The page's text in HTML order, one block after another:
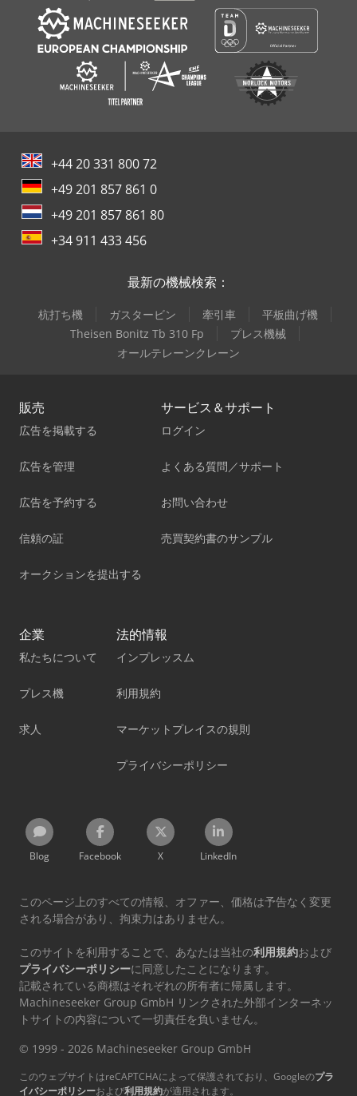
+44 20 331 800 72
+49 201 857 861 0
+49 201 857 861 80
+34 911 433 456
最新の機械検索：
杭打ち機 ガスタービン 牽引車
平板曲げ機
Theisen Bonitz Tb 310 Fp
プレス機械
オールテレーンクレーン
販売
広告を掲載する
広告を管理
広告を予約する
信頼の証
オークションを提出する
サービス＆サポート
ログイン
よくある質問／サポート
お問い合わせ
売買契約書のサンプル
企業
私たちについて
プレス機
求人
法的情報
インプレッスム
利用規約
マーケットプレイスの規則
プライバシーポリシー
Blog Facebook X LinkedIn
このページ上のすべての情報、オファー、価格は予告なく変更
される場合があり、拘束力はありません。
このサイトを利用することで、あなたは当社の利用規約および
プライバシーポリシーに同意したことになります。
記載されている商標はそれぞれの所有者に帰属します。
Machineseeker Group GmbH リンクされた外部インターネッ
トサイトの内容について一切責任を負いません。
© 1999 - 2026 Machineseeker Group GmbH
このウェブサイトはreCAPTCHAによって保護されており、Googleのプラ
イバシーポリシーおよび利用規約が適用されます。